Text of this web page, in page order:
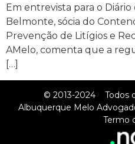
Em entrevista para o
Belmonte, sócia do
Prevenção de Litígios e
AMelo, comenta que a
[…]
© 2013-2024
Todos
Albuquerque Melo
Termo